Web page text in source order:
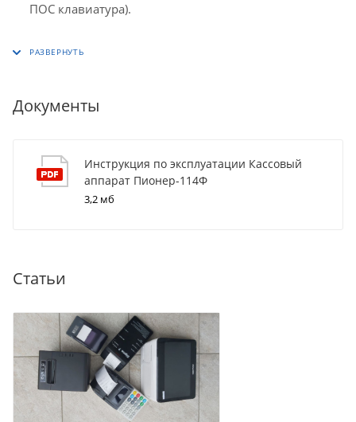
ПОС клавиатура).
Документы
Инструкция по эксплуатации Кассовый
аппарат Пионер-114Ф
3,2 мб
Статьи